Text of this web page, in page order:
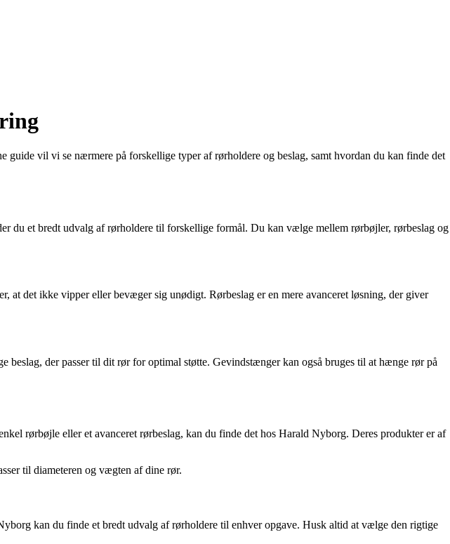
vil vi se nærmere på forskellige typer af rørholdere og beslag, samt hvordan du kan finde det
du et bredt udvalg af rørholdere til forskellige formål. Du kan vælge mellem rørbøjler, rørbeslag og
at det ikke vipper eller bevæger sig unødigt. Rørbeslag er en mere avanceret løsning, der giver
der passer til dit rør for optimal støtte. Gevindstænger kan også bruges til at hænge rør på
rørbøjle eller et avanceret rørbeslag, kan du finde det hos Harald Nyborg. Deres produkter er af
til diameteren og vægten af dine rør.
kan du finde et bredt udvalg af rørholdere til enhver opgave. Husk altid at vælge den rigtige